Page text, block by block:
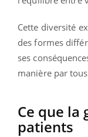
Cette diversité
des formes
ses
manière par
Ce que la
patients